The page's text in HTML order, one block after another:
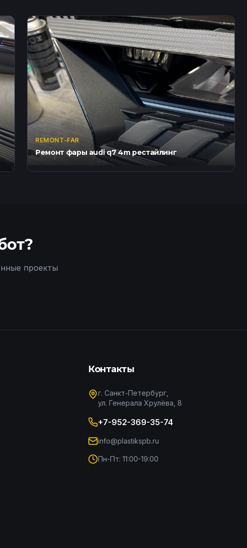
REMONT-FAR
Ремонт фары audi q7 4m рестайлинг
проекты
Контакты
г. Санкт-Петербург,
ул. Генерала Хрулёва, 8
+7-952-369-35-74
info@plastikspb.ru
Пн-Пт: 11:00-19:00